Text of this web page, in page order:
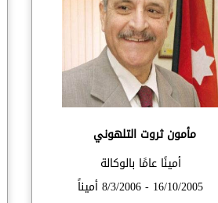
مأمون ثروت التلهوني
أمينًا عامًا بالوكالة
16/10/2005 - 8/3/2006 أميناً